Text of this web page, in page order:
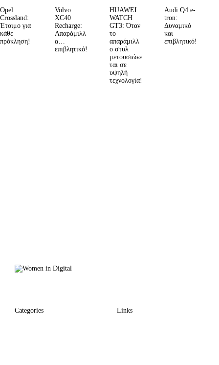
Opel
Crossland:
Έτοιμο για
κάθε
πρόκληση!
Volvo
XC40
Recharge:
Απαράμιλλ
α…
επιβλητικό!
HUAWEI
WATCH
GT3: Όταν
το
απαράμιλλ
ο στυλ
μετουσιώνε
ται σε
υψηλή
τεχνολογία!
Audi Q4 e-
tron:
Δυναμικό
και
επιβλητικό!
Categories Links